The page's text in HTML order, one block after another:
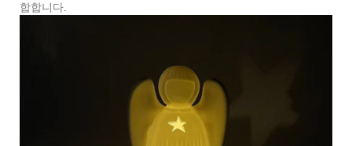
합합니다.